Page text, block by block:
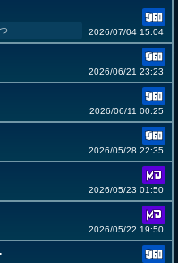
つ 2026/07/04 15:04
2026/06/21 23:23
2026/06/11 00:25
2026/05/28 22:35
2026/05/23 01:50
2026/05/22 19:50